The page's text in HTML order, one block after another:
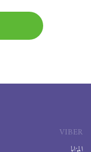
VIBER